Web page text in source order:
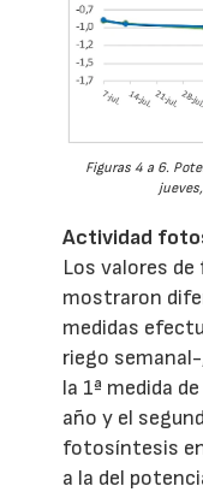
Figuras 4 a 6.
Actividad
Los valores
mostraron
medidas
riego
la 1ª medida
año y el
fotosíntesis
a la del